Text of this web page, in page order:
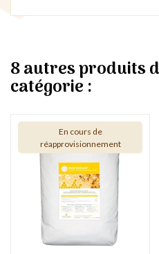
8 autres produits
catégorie :
En cours de
réapprovisionnement